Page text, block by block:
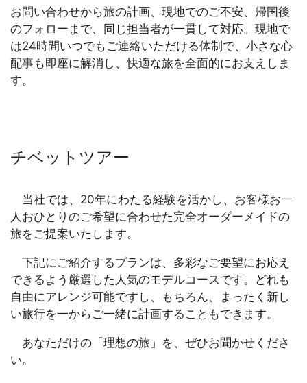
お問い合わせから旅の計画、現地でのご不安、帰国後
のフォローまで、同じ担当者が一貫して対応。現地で
は24時間いつでもご連絡いただける体制で、小さな心
配事も即座に解消し、快適な旅を全面的にお支えしま
す。
チベットツアー
当社では、20年にわたる経験を活かし、お客様お一
人おひとりのご希望に合わせた完全オーダーメイドの
旅をご提案いたします。
下記にご紹介するプランは、多彩なご要望にお応え
できるよう厳選した人気のモデルコースです。どれも
自由にアレンジ可能ですし、もちろん、まったく新し
い旅行を一からご一緒に計画することもできます。
あなただけの「理想の旅」を、ぜひお聞かせくださ
い。